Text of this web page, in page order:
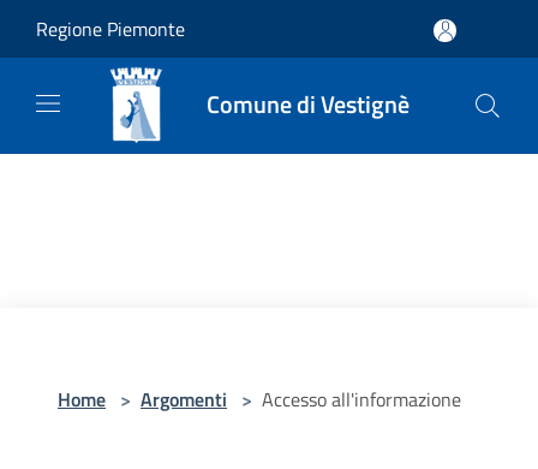
Regione Piemonte
Comune di Vestignè
Home > Argomenti > Accesso all'informazione